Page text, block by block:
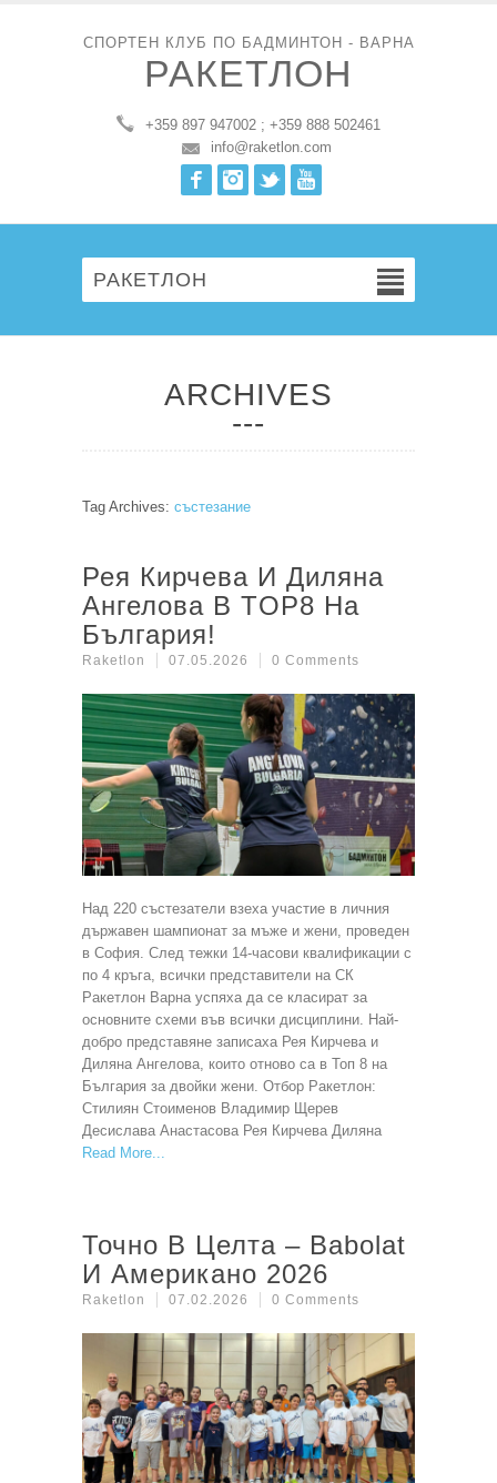
СПОРТЕН КЛУБ ПО БАДМИНТОН - ВАРНА
РАКЕТЛОН
+359 897 947002 ; +359 888 502461
info@raketlon.com
FacebookInstagram
Twitter
РАКЕТЛОН
ARCHIVES
Tag Archives: състезание
Рея Кирчева И Диляна
Ангелова В TOP8 На
България!
Raketlon 07.05.2026 0 Comments
Над 220 състезатели взеха участие в личния
държавен шампионат за мъже и жени, проведен
в София. След тежки 14-часови квалификации с
по 4 кръга, всички представители на СК
Ракетлон Варна успяха да се класират за
основните схеми във всички дисциплини. Най-
добро представяне записаха Рея Кирчева и
Диляна Ангелова, които отново са в Топ 8 на
България за двойки жени. Отбор Ракетлон:
Стилиян Стоименов Владимир Щерев
Десислава Анастасова Рея Кирчева Диляна
Read More
Точно В Целта – Babolat
И Американо 2026
Raketlon 07.02.2026 0 Comments